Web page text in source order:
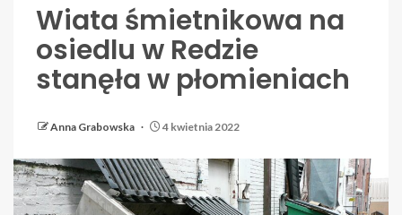
Wiata śmietnikowa na
osiedlu w Redzie
stanęła w płomieniach
Anna Grabowska 4 kwietnia 2022